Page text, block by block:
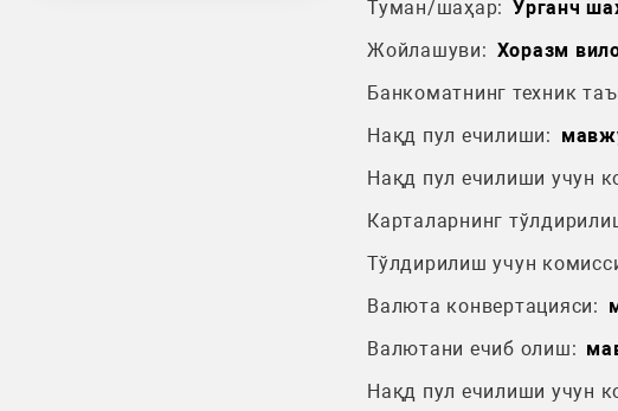
Туман/шаҳар: Урганч
Жойлашуви: Хоразм
Банкоматнинг техник
Нақд пул ечилиши:
Нақд пул ечилиши учун
Карталарнинг
Тўлдирилиш учун
Валюта конвертацияси:
Валютани ечиб олиш:
Нақд пул ечилиши учун